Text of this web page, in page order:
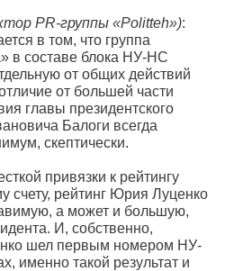
PR-группы «Politteh»):
в том, что группа
в составе блока НУ-НС
от общих действий
от большей части
главы президентского
Балоги всегда
скептически.
привязки к рейтингу
счету, рейтинг Юрия Луценко
а может и большую,
И, собственно,
шел первым номером НУ-
именно такой результат и